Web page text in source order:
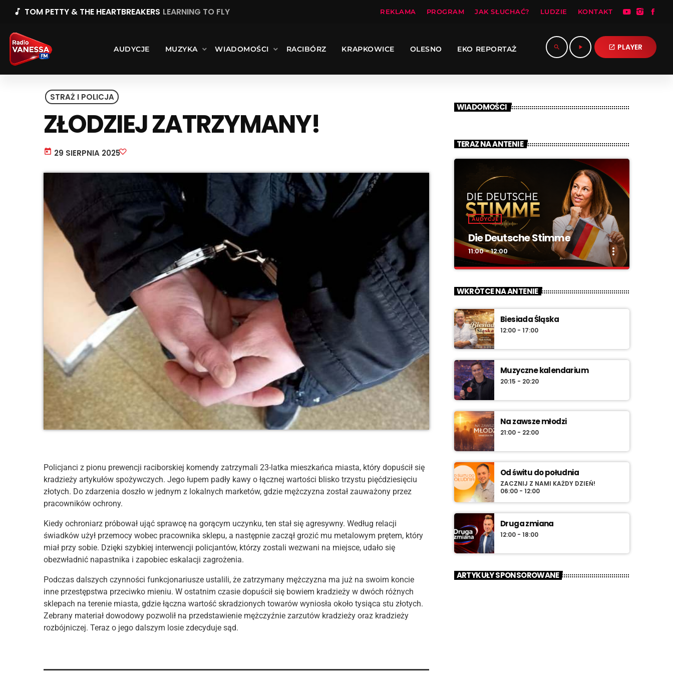
music_note TOM PETTY & THE HEARTBREAKERS LEARNING TO FLY REKLAMA PROGRAM JAK SŁUCHAĆ? LUDZIE KONTAKT
AUDYCJE MUZYKA WIADOMOŚCI RACIBÓRZ KRAPKOWICE OLESNO EKO REPORTAŻ search play_arrow open_in_new PLAYER
STRAŻ I POLICJA
ZŁODZIEJ ZATRZYMANY!
today 29 SIERPNIA 2025
Policjanci z pionu prewencji raciborskiej komendy zatrzymali 23-latka mieszkańca miasta, który dopuścił się
kradzieży artykułów spożywczych. Jego łupem padły kawy o łącznej wartości blisko trzystu pięćdziesięciu
złotych. Do zdarzenia doszło w jednym z lokalnych marketów, gdzie mężczyzna został zauważony przez
pracowników ochrony.
Kiedy ochroniarz próbował ująć sprawcę na gorącym uczynku, ten stał się agresywny. Według relacji
świadków użył przemocy wobec pracownika sklepu, a następnie zaczął grozić mu metalowym prętem, który
miał przy sobie. Dzięki szybkiej interwencji policjantów, którzy zostali wezwani na miejsce, udało się
obezwładnić napastnika i zapobiec eskalacji zagrożenia.
Podczas dalszych czynności funkcjonariusze ustalili, że zatrzymany mężczyzna ma już na swoim koncie
inne przestępstwa przeciwko mieniu. W ostatnim czasie dopuścił się bowiem kradzieży w dwóch różnych
sklepach na terenie miasta, gdzie łączna wartość skradzionych towarów wyniosła około tysiąca stu złotych.
Zebrany materiał dowodowy pozwolił na przedstawienie mężczyźnie zarzutów kradzieży oraz kradzieży
rozbójniczej. Teraz o jego dalszym losie zdecyduje sąd.
WIADOMOŚCI
TERAZ NA ANTENIE
AUDYCJE
Die Deutsche Stimme
11:00 - 12:00 more_vert
Die Deutsche Stimme
niemiecku. Audycja mniejszości niemieckiej o
kulturze, tradycjach i wydarzeniach w regionie.
WKRÓTCE NA ANTENIE
Biesiada Śląska
12:00 - 17:00
Muzyczne kalendarium
20:15 - 20:20
Na zawsze młodzi
21:00 - 22:00
Od świtu do południa
ZACZNIJ Z NAMI KAŻDY DZIEŃ!
06:00 - 12:00
Druga zmiana
12:00 - 18:00
ARTYKUŁY SPONSOROWANE